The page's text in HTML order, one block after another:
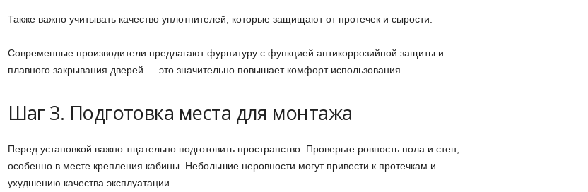
Также важно учитывать качество уплотнителей, которые защищают от протечек и сырости.
Современные производители предлагают фурнитуру с функцией антикоррозийной защиты и
плавного закрывания дверей — это значительно повышает комфорт использования.
Шаг 3. Подготовка места для монтажа
Перед установкой важно тщательно подготовить пространство. Проверьте ровность пола и стен,
особенно в месте крепления кабины. Небольшие неровности могут привести к протечкам и
ухудшению качества эксплуатации.